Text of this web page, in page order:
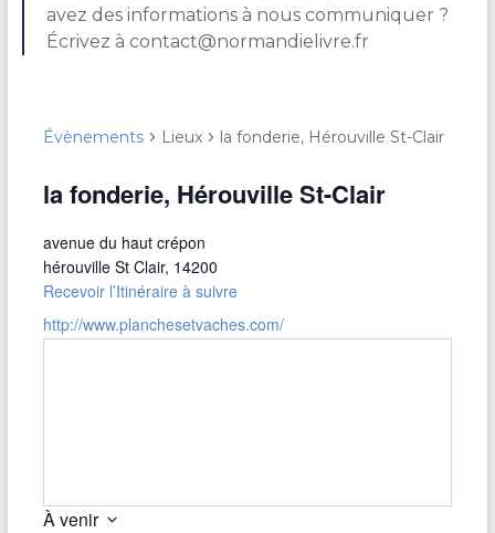
avez des informations à nous communiquer ?
Écrivez à contact@normandielivre.fr
Évènements Lieux la fonderie, Hérouville St-Clair
la fonderie, Hérouville St-Clair
avenue du haut crépon
hérouville St Clair, 14200
Recevoir l’Itinéraire à suivre
http://www.planchesetvaches.com/
À venir